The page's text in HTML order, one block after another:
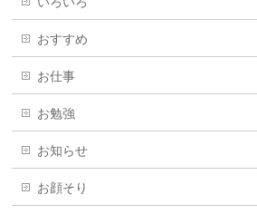
おすすめ
お仕事
お勉強
お知らせ
お顔そり